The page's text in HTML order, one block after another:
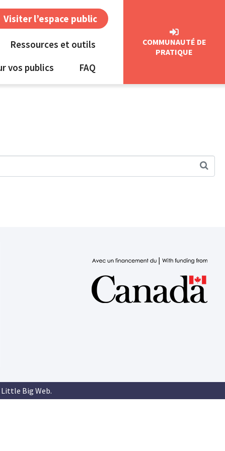
Visiter l’espace public
Ressources et outils
vos publics FAQ
COMMUNAUTÉ DE
PRATIQUE
Little Big Web.